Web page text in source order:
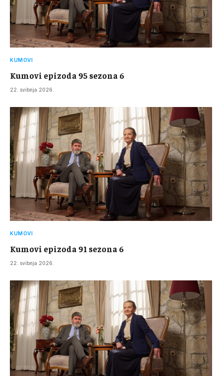
KUMOVI
Kumovi epizoda 95 sezona 6
22. svibnja 2026.
KUMOVI
Kumovi epizoda 91 sezona 6
22. svibnja 2026.